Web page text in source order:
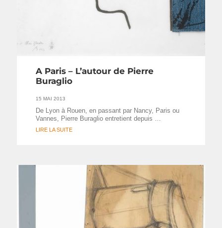
A Paris – L’autour de Pierre
Buraglio
15 MAI 2013
De Lyon à Rouen, en passant par Nancy, Paris ou
Vannes, Pierre Buraglio entretient depuis …
LIRE LA SUITE